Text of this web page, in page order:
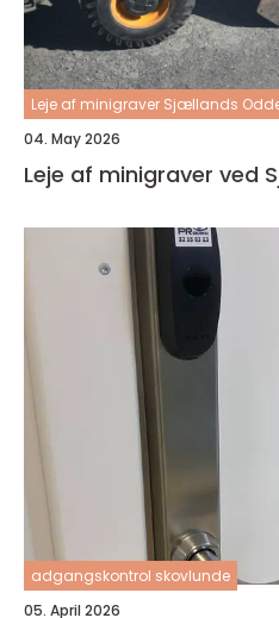
Leje af minigraver Sjællands
04. May 2026
Leje af minigraver ved
adgangskontrol skovlunde
05. April 2026